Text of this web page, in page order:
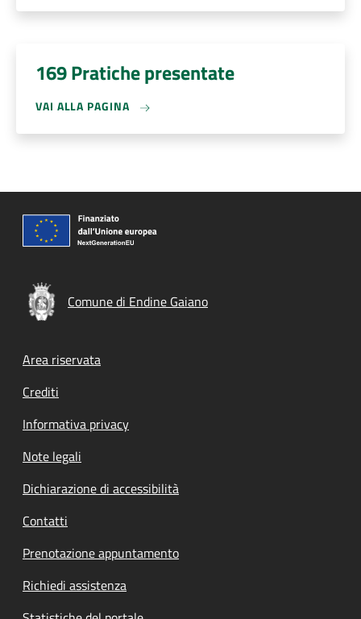
169 Pratiche presentate
VAI ALLA PAGINA
Comune di Endine Gaiano
Footer menu
Area riservata
Crediti
Informativa privacy
Note legali
Dichiarazione di accessibilità
Contatti
Prenotazione appuntamento
Richiedi assistenza